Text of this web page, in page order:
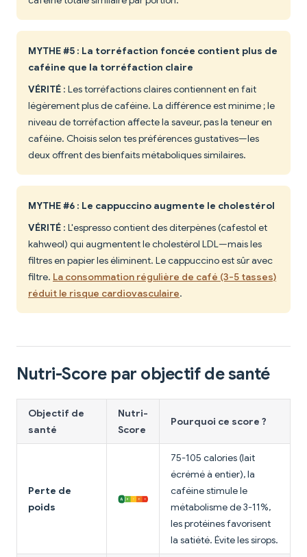
MYTHE #5 : La torréfaction foncée contient plus de
caféine que la torréfaction claire
VÉRITÉ : Les torréfactions claires contiennent en fait
légèrement plus de caféine. La différence est minime ; le
niveau de torréfaction affecte la saveur, pas la teneur en
caféine. Choisis selon tes préférences gustatives—les
deux offrent des bienfaits métaboliques similaires.
MYTHE #6 : Le cappuccino augmente le cholestérol
VÉRITÉ : L'espresso contient des diterpènes (cafestol et
kahweol) qui augmentent le cholestérol LDL—mais les
filtres en papier les éliminent. Le cappuccino est sûr avec
filtre. La consommation régulière de café (3-5 tasses)
réduit le risque cardiovasculaire.
Nutri-Score par objectif de santé
Objectif de
santé
Nutri-
Score
Pourquoi ce score ?
Perte de
poids
75-105 calories (lait
écrémé à entier), la
caféine stimule le
métabolisme de 3-11%,
les protéines favorisent
la satiété. Évite les sirops.